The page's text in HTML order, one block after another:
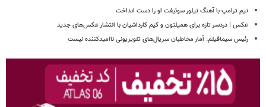
تیم ترامپ با آهنگ تیلور سوئیفت او را دست انداخت
عکس | دردسر تازه برای همیلتون و کیم کارداشیان با انتشار عکس‌های جدید
رئیس سیمافیلم: آمار مخاطبان سریال‌های تلویزیونی ناامیدکننده نیست